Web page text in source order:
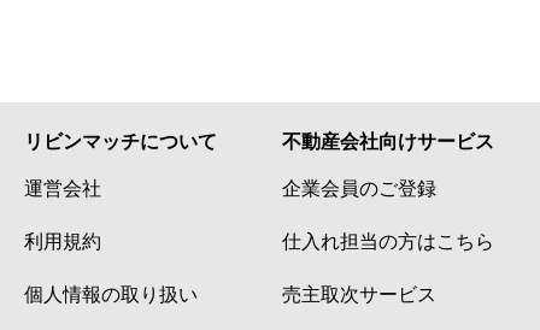
リビンマッチについて
運営会社
利用規約
個人情報の取り扱い
不動産会社向けサービス
企業会員のご登録
仕入れ担当の方はこちら
売主取次サービス